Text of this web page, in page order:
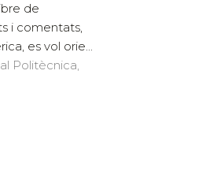
de
i comentats,
es vol orie...
Politècnica,